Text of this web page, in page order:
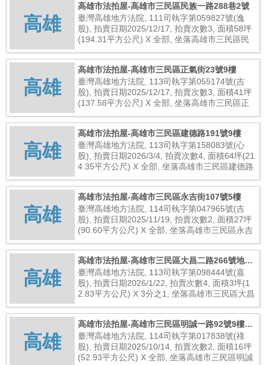
高雄
高雄市法拍屋-高雄市三民區民族一路288巷2號
臺灣高雄地方法院, 111司執字第059827號(逸
股), 拍賣日期2025/12/17, 拍賣次數3, 面積58坪
(194.31平方公尺) X 全部, 坐落高雄市三民區民
高雄
高雄市法拍屋-高雄市三民區正氣街23號9樓
臺灣高雄地方法院, 113司執字第055174號(吉
股), 拍賣日期2025/12/17, 拍賣次數3, 面積41坪
(137.58平方公尺) X 全部, 坐落高雄市三民區正
高雄
高雄市法拍屋-高雄市三民區建德路191號9樓
臺灣高雄地方法院, 113司執字第158083號(心
股), 拍賣日期2026/3/4, 拍賣次數4, 面積64坪(21
4.35平方公尺) X 全部, 坐落高雄市三民區建德路
高雄
高雄市法拍屋-高雄市三民區永吉街107號5樓
臺灣高雄地方法院, 114司執字第047965號(吉
股), 拍賣日期2025/11/19, 拍賣次數2, 面積27坪
(90.60平方公尺) X 全部, 坐落高雄市三民區永吉
高雄
高雄市法拍屋-高雄市三民區大昌二路266號地下
1層之78
臺灣高雄地方法院, 113司執字第098444號(嘉
股), 拍賣日期2026/1/22, 拍賣次數4, 面積3坪(1
2.83平方公尺) X 3分之1, 坐落高雄市三民區大昌
高雄
高雄市法拍屋-高雄市三民區明誠一路92號9樓之
2
臺灣高雄地方法院, 114司執字第017838號(祿
股), 拍賣日期2025/10/14, 拍賣次數2, 面積16坪
(52.93平方公尺) X 全部, 坐落高雄市三民區明誠